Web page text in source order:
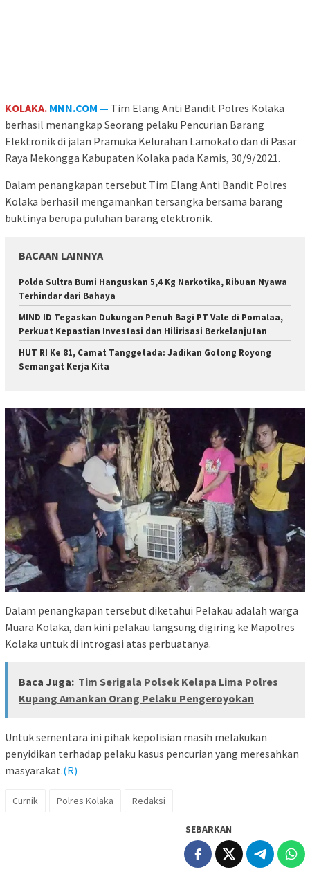
KOLAKA. MNN.COM — Tim Elang Anti Bandit Polres Kolaka
berhasil menangkap Seorang pelaku Pencurian Barang
Elektronik di jalan Pramuka Kelurahan Lamokato dan di Pasar
Raya Mekongga Kabupaten Kolaka pada Kamis, 30/9/2021.
Dalam penangkapan tersebut Tim Elang Anti Bandit Polres
Kolaka berhasil mengamankan tersangka bersama barang
buktinya berupa puluhan barang elektronik.
BACAAN LAINNYA
Polda Sultra Bumi Hanguskan 5,4 Kg Narkotika, Ribuan Nyawa
Terhindar dari Bahaya
MIND ID Tegaskan Dukungan Penuh Bagi PT Vale di Pomalaa,
Perkuat Kepastian Investasi dan Hilirisasi Berkelanjutan
HUT RI Ke 81, Camat Tanggetada: Jadikan Gotong Royong
Semangat Kerja Kita
Dalam penangkapan tersebut diketahui Pelakau adalah warga
Muara Kolaka, dan kini pelakau langsung digiring ke Mapolres
Kolaka untuk di introgasi atas perbuatanya.
Baca Juga: Tim Serigala Polsek Kelapa Lima Polres
Kupang Amankan Orang Pelaku Pengeroyokan
Untuk sementara ini pihak kepolisian masih melakukan
penyidikan terhadap pelaku kasus pencurian yang meresahkan
masyarakat.(R)
Curnik Polres Kolaka Redaksi
SEBARKAN